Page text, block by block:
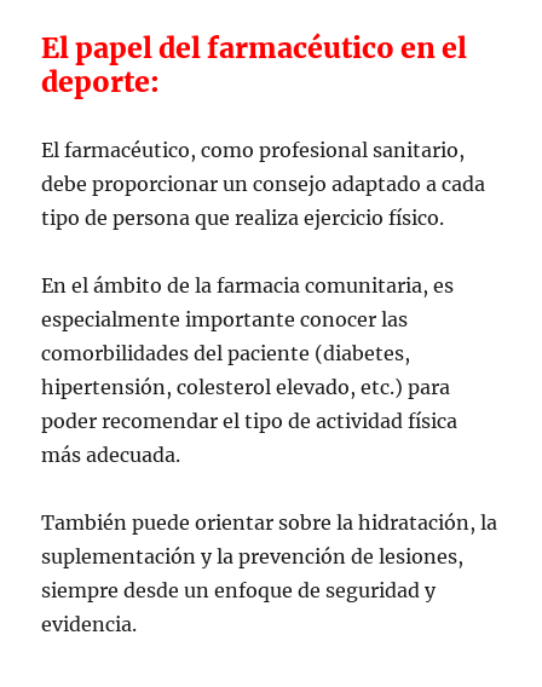
El papel del farmacéutico en el
deporte:
El farmacéutico, como profesional sanitario,
debe proporcionar un consejo adaptado a cada
tipo de persona que realiza ejercicio físico.
En el ámbito de la farmacia comunitaria, es
especialmente importante conocer las
comorbilidades del paciente (diabetes,
hipertensión, colesterol elevado, etc.) para
poder recomendar el tipo de actividad física
más adecuada.
También puede orientar sobre la hidratación, la
suplementación y la prevención de lesiones,
siempre desde un enfoque de seguridad y
evidencia.